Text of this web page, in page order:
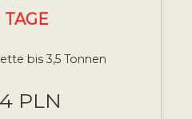
TAGE
bis 3,5 Tonnen
PLN